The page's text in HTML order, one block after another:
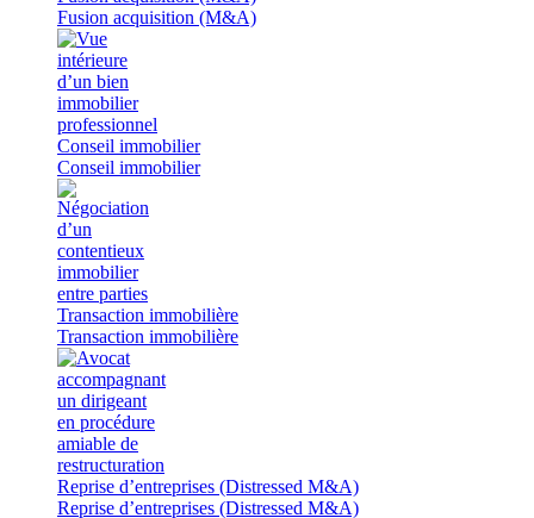
Fusion acquisition (M&A)
Conseil immobilier
Conseil immobilier
Transaction immobilière
Transaction immobilière
Reprise d’entreprises (Distressed M&A)
Reprise d’entreprises (Distressed M&A)